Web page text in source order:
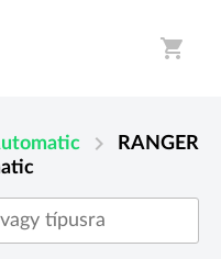
shopping_cart
chevron_right
RANGER